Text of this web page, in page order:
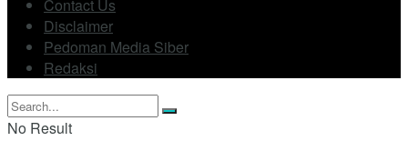
Contact Us
Disclaimer
Pedoman Media Siber
Redaksi
No Result